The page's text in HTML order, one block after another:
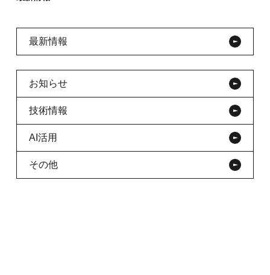
最新情報
お知らせ
技術情報
AI活用
その他